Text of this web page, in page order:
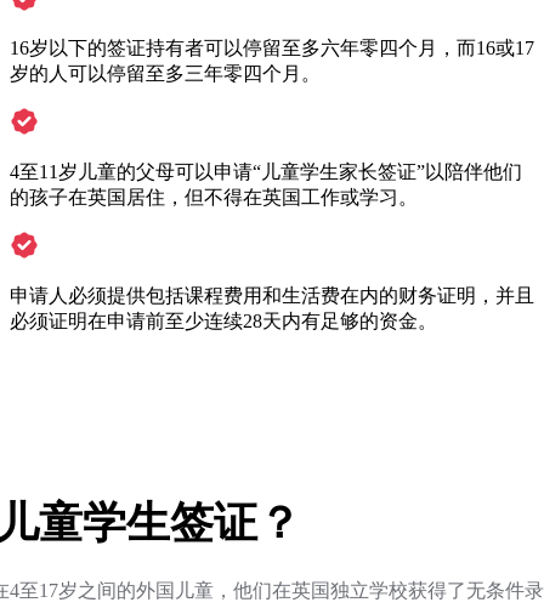
16岁以下的签证持有者可以停留至多六年零四个月，而16或17
岁的人可以停留至多三年零四个月。
4至11岁儿童的父母可以申请“儿童学生家长签证”以陪伴他们
的孩子在英国居住，但不得在英国工作或学习。
申请人必须提供包括课程费用和生活费在内的财务证明，并且
必须证明在申请前至少连续28天内有足够的资金。
童学生签证？
4至17岁之间的外国儿童，他们在英国独立学校获得了无条件